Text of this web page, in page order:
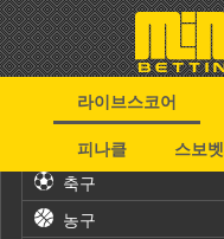
라이브스코어
피나클
스보벳
축구
농구